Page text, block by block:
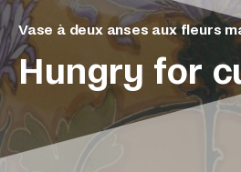
Hungry for
Vase à deux anses aux fleurs